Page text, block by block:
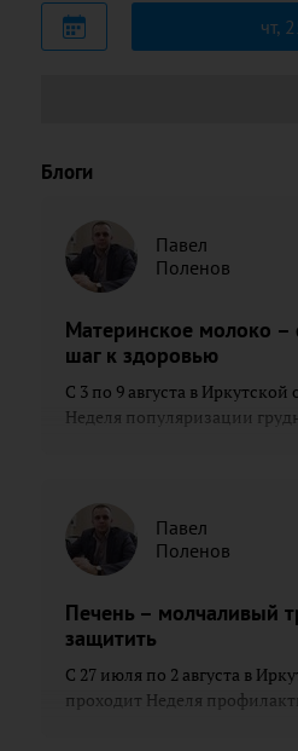
чт,
Блоги
Павел
Поленов
Материнское молоко
шаг к здоровью
С 3 по 9 августа в
Неделя популяризации
Павел
Поленов
Печень – молчаливый
защитить
С 27 июля по 2 августа в
проходит Неделя